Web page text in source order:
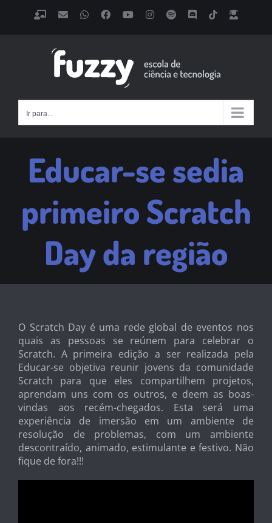
Classroom
EmailWhatsAppFacebookYouTubeInstagram
Spotify DiscordTiktokFazer
Ir para...
Educar-se sedia
primeiro Scratch
Day da região
O Scratch Day é uma rede global de eventos nos
quais as pessoas se reúnem para celebrar o
Scratch. A primeira edição a ser realizada pela
Educar-se objetiva reunir jovens da comunidade
Scratch para que eles compartilhem projetos,
aprendam uns com os outros, e deem as boas-
vindas aos recém-chegados. Esta será uma
experiência de imersão em um ambiente de
resolução de problemas, com um ambiente
descontraído, animado, estimulante e festivo. Não
fique de fora!!!